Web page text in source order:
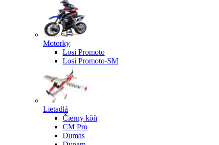
Motorky
Losi Promoto
Losi Promoto-SM
Lietadlá
Čierny kôň
CM Pro
Dumas